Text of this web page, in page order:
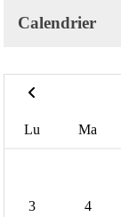
Calendrier
Lu Ma
3 4